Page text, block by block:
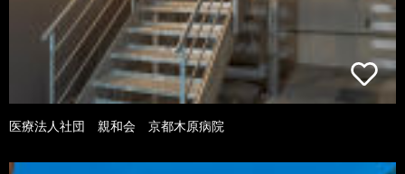
医療法人社団 親和会 京都木原病院